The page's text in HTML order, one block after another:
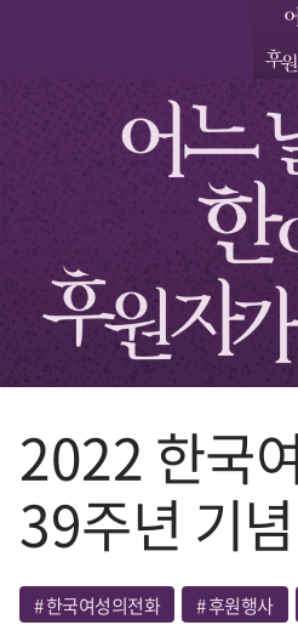
2022 한국
39주년 기
#한국여성의전화 #후원행사